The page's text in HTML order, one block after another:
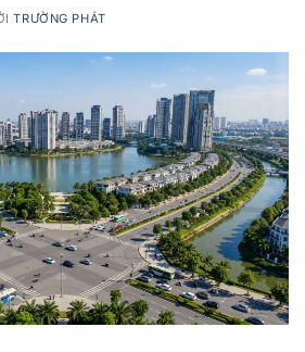
TRƯỜNG PHÁT